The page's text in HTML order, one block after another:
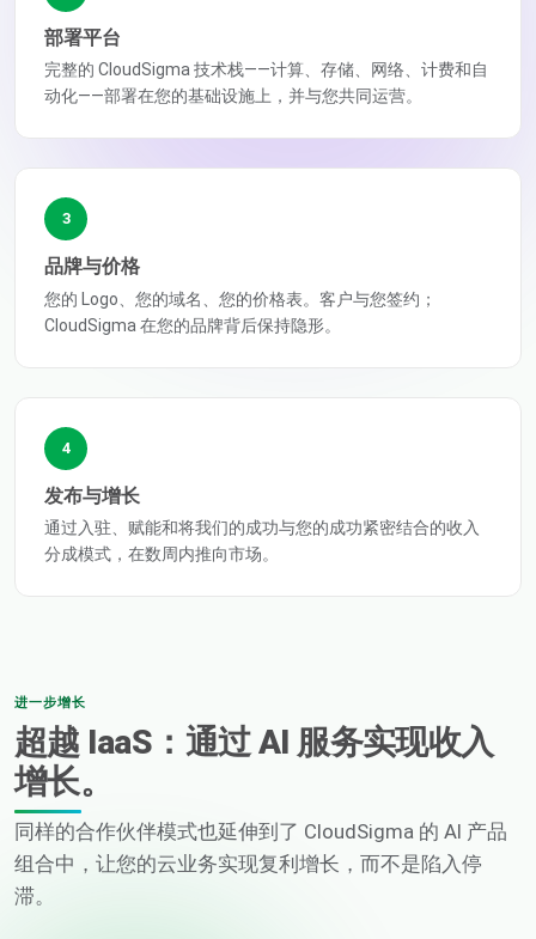
部署平台
完整的 CloudSigma 技术栈——计算、存储、网络、计费和自
动化——部署在您的基础设施上，并与您共同运营。
3
品牌与价格
您的 Logo、您的域名、您的价格表。客户与您签约；
CloudSigma 在您的品牌背后保持隐形。
4
发布与增长
通过入驻、赋能和将我们的成功与您的成功紧密结合的收入
分成模式，在数周内推向市场。
进一步增长
超越 IaaS：通过 AI 服务实现收入
增长。
同样的合作伙伴模式也延伸到了 CloudSigma 的 AI 产品
组合中，让您的云业务实现复利增长，而不是陷入停
滞。